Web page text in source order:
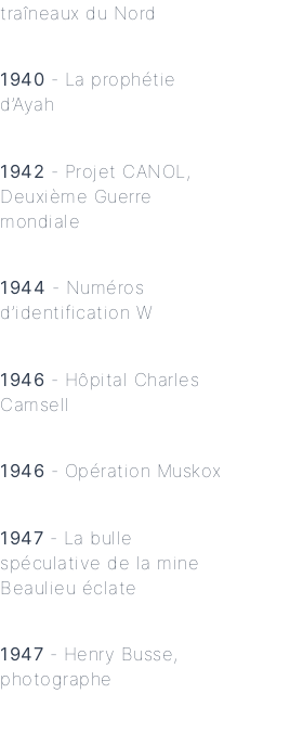
traîneaux du Nord
1940 - La prophétie
d’Ayah
1942 - Projet CANOL,
Deuxième Guerre
mondiale
1944 - Numéros
d’identification W
1946 - Hôpital Charles
Camsell
1946 - Opération Muskox
1947 - La bulle
spéculative de la mine
Beaulieu éclate
1947 - Henry Busse,
photographe